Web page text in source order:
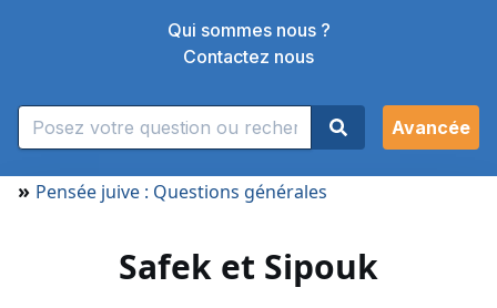
Qui sommes nous ?
Contactez nous
Avancée
» Pensée juive : Questions générales
Safek et Sipouk